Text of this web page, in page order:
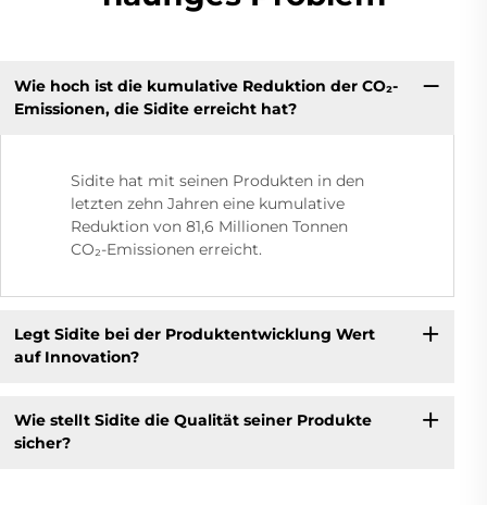
Wie hoch ist die kumulative Reduktion der CO₂-
Emissionen, die Sidite erreicht hat?
Sidite hat mit seinen Produkten in den
letzten zehn Jahren eine kumulative
Reduktion von 81,6 Millionen Tonnen
CO₂-Emissionen erreicht.
Legt Sidite bei der Produktentwicklung Wert
auf Innovation?
Wie stellt Sidite die Qualität seiner Produkte
sicher?